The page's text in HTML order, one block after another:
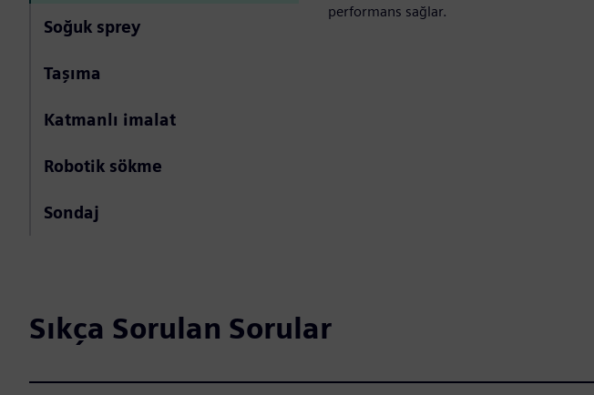
Soğuk sprey
Taşıma
Katmanlı imalat
Robotik sökme
Sondaj
performans sağlar.
Sıkça Sorulan Sorular